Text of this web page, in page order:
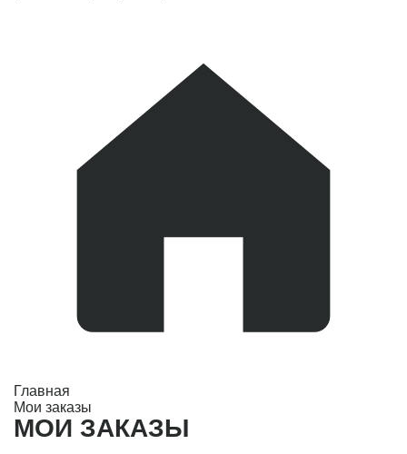
Главная
Мои заказы
МОИ ЗАКАЗЫ